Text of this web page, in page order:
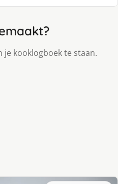
kooklogboek te staan.